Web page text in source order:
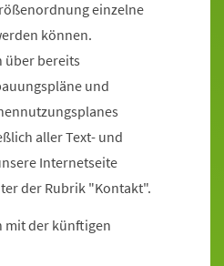
einzelne
können.
über bereits
und
aller Text- und
Internetseite
der Rubrik "Kontakt".
mit der künftigen